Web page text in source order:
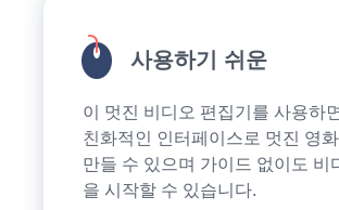
사용하기 쉬운
이 멋진 비디오 편집기를 사용하
친화적인 인터페이스로 멋진 영화
만들 수 있으며 가이드 없이도 비
을 시작할 수 있습니다.